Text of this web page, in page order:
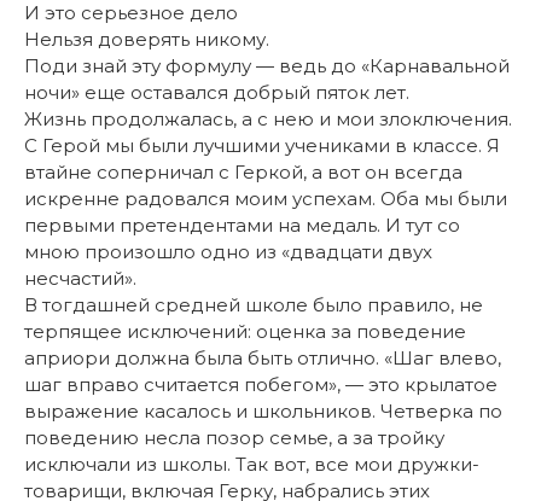
И это серьезное дело
Нельзя доверять никому.
Поди знай эту формулу — ведь до «Карнавальной
ночи» еще оставался добрый пяток лет.
Жизнь продолжалась, а с нею и мои злоключения.
С Герой мы были лучшими учениками в классе. Я
втайне соперничал с Геркой, а вот он всегда
искренне радовался моим успехам. Оба мы были
первыми претендентами на медаль. И тут со
мною произошло одно из «двадцати двух
несчастий».
В тогдашней средней школе было правило, не
терпящее исключений: оценка за поведение
априори должна была быть отлично. «Шаг влево,
шаг вправо считается побегом», — это крылатое
выражение касалось и школьников. Четверка по
поведению несла позор семье, а за тройку
исключали из школы. Так вот, все мои дружки-
товарищи, включая Герку, набрались этих